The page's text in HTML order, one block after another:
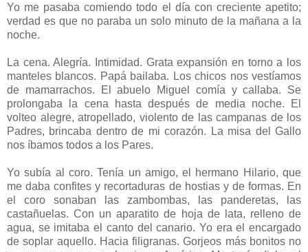
Yo me pasaba comiendo todo el día con creciente apetito;
verdad es que no paraba un solo minuto de la mañana a la
noche.
La cena. Alegría. Intimidad. Grata expansión en torno a los
manteles blancos. Papá bailaba. Los chicos nos vestíamos
de mamarrachos. El abuelo Miguel comía y callaba. Se
prolongaba la cena hasta después de media noche. El
volteo alegre, atropellado, violento de las campanas de los
Padres, brincaba dentro de mi corazón. La misa del Gallo
nos íbamos todos a los Pares.
Yo subía al coro. Tenía un amigo, el hermano Hilario, que
me daba confites y recortaduras de hostias y de formas. En
el coro sonaban las zambombas, las panderetas, las
castañuelas. Con un aparatito de hoja de lata, relleno de
agua, se imitaba el canto del canario. Yo era el encargado
de soplar aquello. Hacia filigranas. Gorjeos más bonitos no